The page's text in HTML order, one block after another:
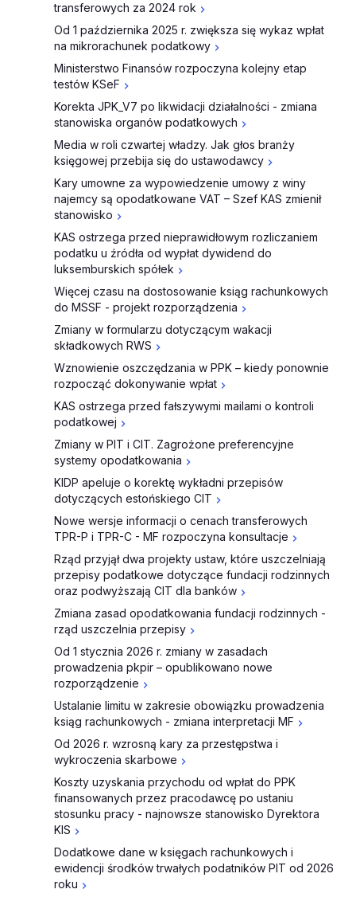
transferowych za 2024 rok
Od 1 października 2025 r. zwiększa się wykaz wpłat
na mikrorachunek podatkowy
Ministerstwo Finansów rozpoczyna kolejny etap
testów KSeF
Korekta JPK_V7 po likwidacji działalności - zmiana
stanowiska organów podatkowych
Media w roli czwartej władzy. Jak głos branży
księgowej przebija się do ustawodawcy
Kary umowne za wypowiedzenie umowy z winy
najemcy są opodatkowane VAT – Szef KAS zmienił
stanowisko
KAS ostrzega przed nieprawidłowym rozliczaniem
podatku u źródła od wypłat dywidend do
luksemburskich spółek
Więcej czasu na dostosowanie ksiąg rachunkowych
do MSSF - projekt rozporządzenia
Zmiany w formularzu dotyczącym wakacji
składkowych RWS
Wznowienie oszczędzania w PPK – kiedy ponownie
rozpocząć dokonywanie wpłat
KAS ostrzega przed fałszywymi mailami o kontroli
podatkowej
Zmiany w PIT i CIT. Zagrożone preferencyjne
systemy opodatkowania
KIDP apeluje o korektę wykładni przepisów
dotyczących estońskiego CIT
Nowe wersje informacji o cenach transferowych
TPR-P i TPR-C - MF rozpoczyna konsultacje
Rząd przyjął dwa projekty ustaw, które uszczelniają
przepisy podatkowe dotyczące fundacji rodzinnych
oraz podwyższają CIT dla banków
Zmiana zasad opodatkowania fundacji rodzinnych -
rząd uszczelnia przepisy
Od 1 stycznia 2026 r. zmiany w zasadach
prowadzenia pkpir – opublikowano nowe
rozporządzenie
Ustalanie limitu w zakresie obowiązku prowadzenia
ksiąg rachunkowych - zmiana interpretacji MF
Od 2026 r. wzrosną kary za przestępstwa i
wykroczenia skarbowe
Koszty uzyskania przychodu od wpłat do PPK
finansowanych przez pracodawcę po ustaniu
stosunku pracy - najnowsze stanowisko Dyrektora
KIS
Dodatkowe dane w księgach rachunkowych i
ewidencji środków trwałych podatników PIT od 2026
roku